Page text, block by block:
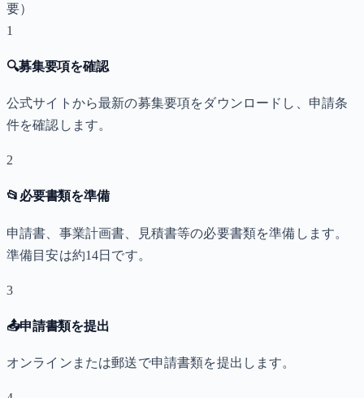
要）
1
🔍募集要項を確認
公式サイトから最新の募集要項をダウンロードし、申請条
件を確認します。
2
📂 必要書類を準備
申請書、事業計画書、見積書等の必要書類を準備します。
準備目安は約14日です。
3
📤申請書類を提出
オンラインまたは郵送で申請書類を提出します。